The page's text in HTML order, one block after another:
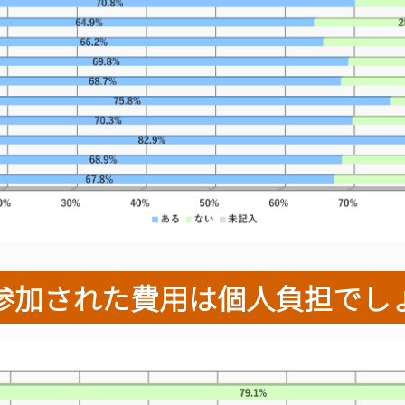
加された費用は個人負担でし